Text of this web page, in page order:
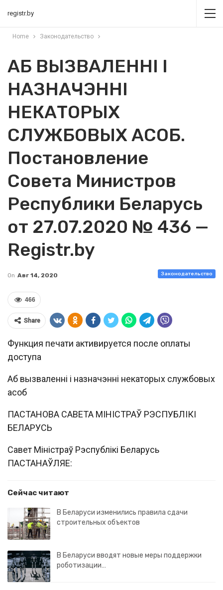
registr.by
Home Законодательство
АБ ВЫЗВАЛЕННI I
НАЗНАЧЭННI
НЕКАТОРЫХ
СЛУЖБОВЫХ АСОБ.
Постановление
Совета Министров
Республики Беларусь
от 27.07.2020 № 436 —
Registr.by
Законодательство
On Авг 14, 2020
466
Share
Функция печати активируется после оплаты
доступа
Аб вызваленнi i назначэннi некаторых службовых
асоб
ПАСТАНОВА САВЕТА МIНIСТРАЎ РЭСПУБЛIКI
БЕЛАРУСЬ
Савет Мiнiстраў Рэспублiкi Беларусь
ПАСТАНАЎЛЯЕ:
Сейчас читают
В Беларуси изменились правила сдачи
строительных объектов
В Беларуси вводят новые меры поддержки
роботизации…